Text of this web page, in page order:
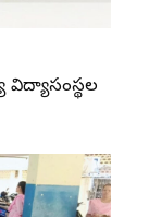
విద్యాసంస్థల